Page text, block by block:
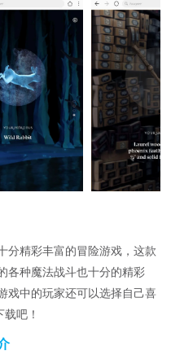
分精彩丰富的冒险游戏，这款
各种魔法战斗也十分的精彩
戏中的玩家还可以选择自己喜
吧！